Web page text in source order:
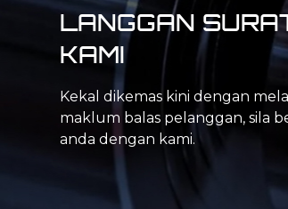
boleh diulang dan dikawal kualiti.
LANGGAN
KAMI
Kekal dikemas kini dengan
maklum balas pelanggan, sila
anda dengan kami.